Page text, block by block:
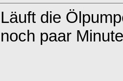
Läuft die
noch paar